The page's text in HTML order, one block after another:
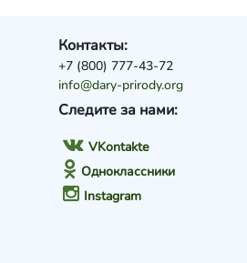
Следите за нами:
VKontakte
Одноклассники
Instagram
Контакты:
+7 (800) 777-43-72
info@dary-prirody.org